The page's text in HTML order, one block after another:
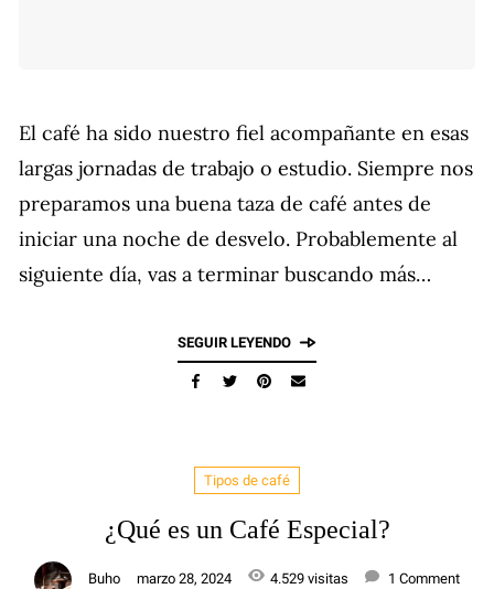
El café ha sido nuestro fiel acompañante en esas
largas jornadas de trabajo o estudio. Siempre nos
preparamos una buena taza de café antes de
iniciar una noche de desvelo. Probablemente al
siguiente día, vas a terminar buscando más…
SEGUIR LEYENDO
Tipos de café
¿Qué es un Café Especial?
Buho marzo 28, 2024 4.529 visitas 1 Comment